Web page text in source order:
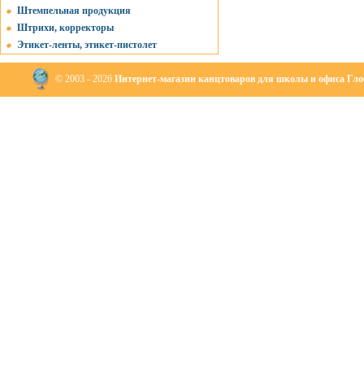
Штемпельная продукция
Штрихи, корректоры
Этикет-ленты, этикет-пистолет
© 2003 - 2026 Интернет-магазин канцтоваров для школы и офиса